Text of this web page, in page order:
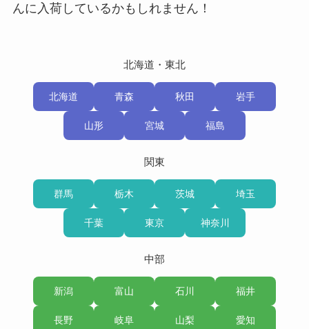
んに入荷しているかもしれません！
北海道・東北
北海道 青森 秋田 岩手
山形 宮城 福島
関東
群馬 栃木 茨城 埼玉
千葉 東京 神奈川
中部
新潟 富山 石川 福井
長野 岐阜 山梨 愛知